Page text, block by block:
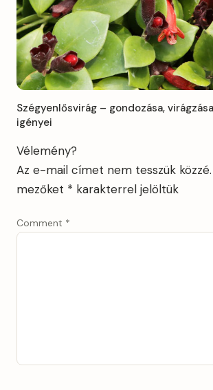
Szégyenlősvirág – gondozása,
igényei
Vélemény?
Az e-mail címet nem tesszük közzé.
mezőket * karakterrel jelöltük
Comment *